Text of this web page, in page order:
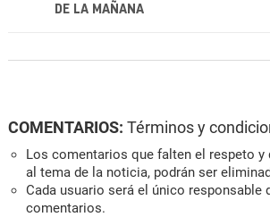
DE LA MAÑANA
COMENTARIOS: Términos y
Los comentarios que falten el respeto y
al tema de la noticia, podrán ser
Cada usuario será el único responsable
comentarios.